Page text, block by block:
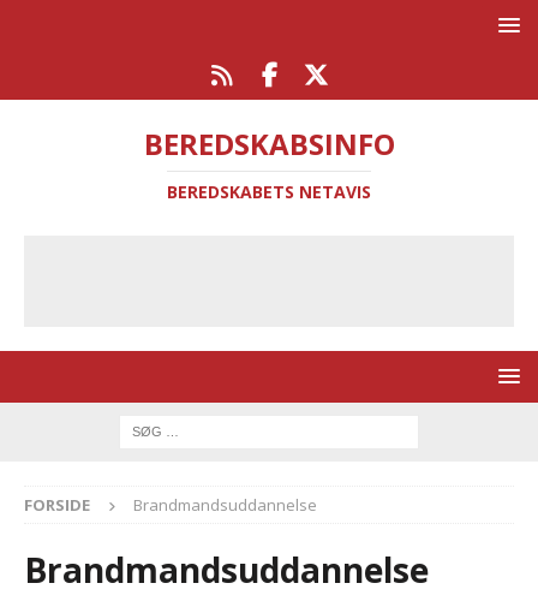
BEREDSKABSINFO
BEREDSKABETS NETAVIS
FORSIDE Brandmandsuddannelse
Brandmandsuddannelse